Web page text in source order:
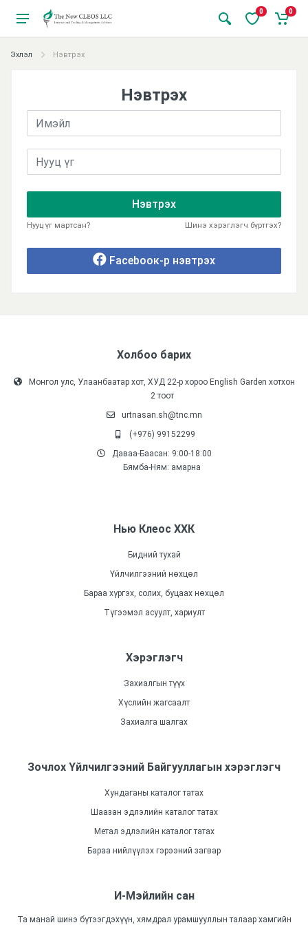
0 0
Эхлэл Нэвтрэх
Нэвтрэх
Нэвтрэх
Нууц үг мартсан? Шинэ хэрэглэгч бүртгэх?
Facebooк-р нэвтрэх
Холбоо барих
Монгол улс, Улаанбаатар хот, ХУД 22-р хороо English Garden хотхон
2 тоот
urtnasan.sh@tnc.mn
(+976) 99152299
Даваа-Баасан: 9:00-18:00
Бямба-Ням: амарна
Нью Клеос ХХК
Бидний тухай
Үйлчилгээний нөхцөл
Бараа хүргэх, солих, буцаах нөхцөл
Түгээмэл асуулт, хариулт
Хэрэглэгч
Захиалгын түүх
Хүслийн жагсаалт
Захиалга шалгах
Зочлох Үйлчилгээний Байгууллагын хэрэглэгч
Хундаганы каталог татах
Шаазан эдлэлийн каталог татах
Метал эдлэлийн каталог татах
Бараа нийлүүлэх гэрээний загвар
И-Мэйлийн сан
Та манай шинэ бүтээгдэхүүн, хямдрал урамшууллын талаар хамгийн